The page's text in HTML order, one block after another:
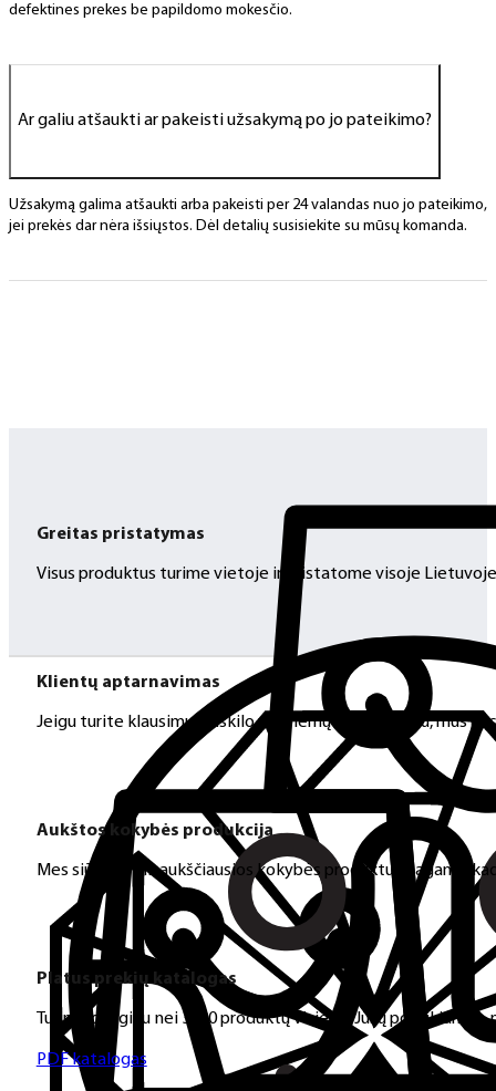
defektines prekes be papildomo mokesčio.
Ar galiu atšaukti ar pakeisti užsakymą po jo pateikimo?
Užsakymą galima atšaukti arba pakeisti per 24 valandas nuo jo pateikimo,
jei prekės dar nėra išsiųstos. Dėl detalių susisiekite su mūsų komanda.
Greitas pristatymas
Visus produktus turime vietoje ir pristatome visoje Lietuvoje
Klientų aptarnavimas
Jeigu turite klausimų ar iškilo problemų su užsakymu, mus
Aukštos kokybės produkcija
Mes siūlome tik aukščiausios kokybės produktus nagams,
Platus prekių katalogas
Turime daugiau nei 3000 produktų visiems Jūsų poreikiams
PDF katalogas